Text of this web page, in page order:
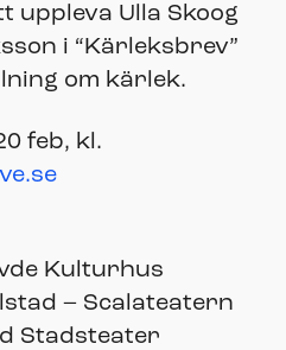
uppleva Ulla Skoog
i “Kärleksbrev”
om kärlek.
feb, kl.
Kulturhus
– Scalateatern
Stadsteater